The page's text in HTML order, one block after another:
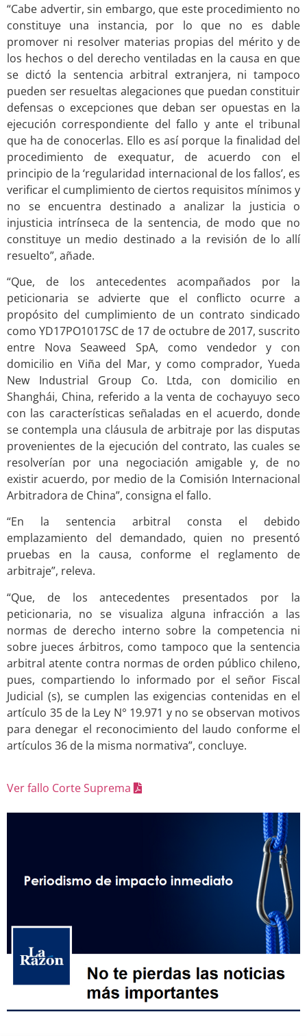
“Cabe advertir, sin embargo, que este procedimiento no
constituye una instancia, por lo que no es dable
promover ni resolver materias propias del mérito y de
los hechos o del derecho ventiladas en la causa en que
se dictó la sentencia arbitral extranjera, ni tampoco
pueden ser resueltas alegaciones que puedan constituir
defensas o excepciones que deban ser opuestas en la
ejecución correspondiente del fallo y ante el tribunal
que ha de conocerlas. Ello es así porque la finalidad del
procedimiento de exequatur, de acuerdo con el
principio de la ‘regularidad internacional de los fallos’, es
verificar el cumplimiento de ciertos requisitos mínimos y
no se encuentra destinado a analizar la justicia o
injusticia intrínseca de la sentencia, de modo que no
constituye un medio destinado a la revisión de lo allí
resuelto”, añade.
“Que, de los antecedentes acompañados por la
peticionaria se advierte que el conflicto ocurre a
propósito del cumplimiento de un contrato sindicado
como YD17PO1017SC de 17 de octubre de 2017, suscrito
entre Nova Seaweed SpA, como vendedor y con
domicilio en Viña del Mar, y como comprador, Yueda
New Industrial Group Co. Ltda, con domicilio en
Shanghái, China, referido a la venta de cochayuyo seco
con las características señaladas en el acuerdo, donde
se contempla una cláusula de arbitraje por las disputas
provenientes de la ejecución del contrato, las cuales se
resolverían por una negociación amigable y, de no
existir acuerdo, por medio de la Comisión Internacional
Arbitradora de China”, consigna el fallo.
“En la sentencia arbitral consta el debido
emplazamiento del demandado, quien no presentó
pruebas en la causa, conforme el reglamento de
arbitraje”, releva.
“Que, de los antecedentes presentados por la
peticionaria, no se visualiza alguna infracción a las
normas de derecho interno sobre la competencia ni
sobre jueces árbitros, como tampoco que la sentencia
arbitral atente contra normas de orden público chileno,
pues, compartiendo lo informado por el señor Fiscal
Judicial (s), se cumplen las exigencias contenidas en el
artículo 35 de la Ley N° 19.971 y no se observan motivos
para denegar el reconocimiento del laudo conforme el
artículos 36 de la misma normativa”, concluye.
Ver fallo Corte Suprema